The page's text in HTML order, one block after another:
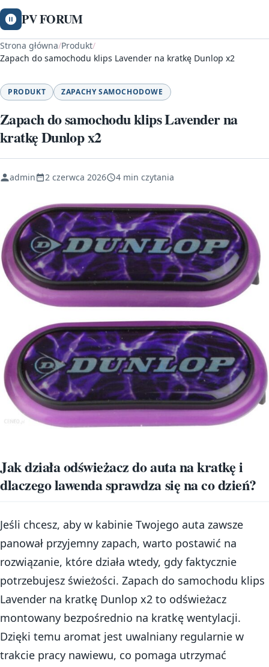
PV FORUM
Strona główna/Produkt/
Zapach do samochodu klips Lavender na kratkę Dunlop x2
PRODUKT ZAPACHY SAMOCHODOWE
Zapach do samochodu klips Lavender na
kratkę Dunlop x2
admin 2 czerwca 2026 4 min czytania
Jak działa odświeżacz do auta na kratkę i
dlaczego lawenda sprawdza się na co dzień?
Jeśli chcesz, aby w kabinie Twojego auta zawsze
panował przyjemny zapach, warto postawić na
rozwiązanie, które działa wtedy, gdy faktycznie
potrzebujesz świeżości. Zapach do samochodu klips
Lavender na kratkę Dunlop x2 to odświeżacz
montowany bezpośrednio na kratkę wentylacji.
Dzięki temu aromat jest uwalniany regularnie w
trakcie pracy nawiewu, co pomaga utrzymać